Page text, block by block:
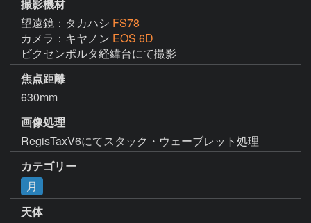
撮影機材
望遠鏡：タカハシ FS78
カメラ：キヤノン EOS 6D
ビクセンポルタ経緯台にて撮影
焦点距離
630mm
画像処理
RegisTaxV6にてスタック・ウェーブレット処理
カテゴリー
月
天体